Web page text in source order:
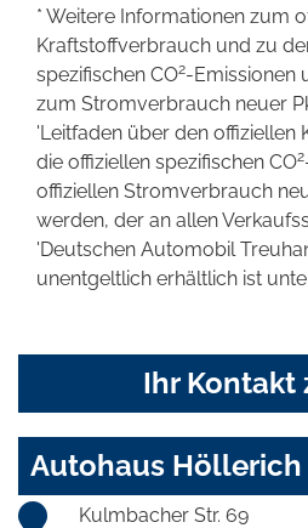
* Weitere Informationen zum
Kraftstoffverbrauch und zu
spezifischen CO2-Emissionen
zum Stromverbrauch neuer
'Leitfaden über den offiziellen
die offiziellen spezifischen CO2
offiziellen Stromverbrauch
werden, der an allen
'Deutschen Automobil
unentgeltlich erhältlich ist
Ihr Kontakt
Autohaus Höllerich
Kulmbacher Str. 69